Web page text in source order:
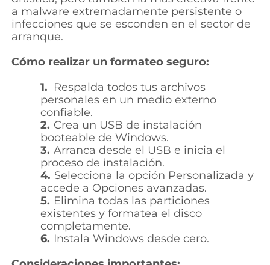
a malware extremadamente persistente o
infecciones que se esconden en el sector de
arranque.
Cómo realizar un formateo seguro:
1. Respalda todos tus archivos
personales en un medio externo
confiable.
2. Crea un USB de instalación
booteable de Windows.
3. Arranca desde el USB e inicia el
proceso de instalación.
4. Selecciona la opción Personalizada y
accede a Opciones avanzadas.
5. Elimina todas las particiones
existentes y formatea el disco
completamente.
6. Instala Windows desde cero.